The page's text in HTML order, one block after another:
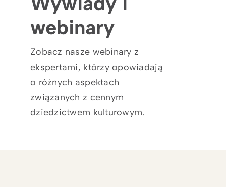
webinary
Zobacz nasze webinary z
ekspertami, którzy opowiadają
o różnych aspektach
związanych z cennym
dziedzictwem kulturowym.